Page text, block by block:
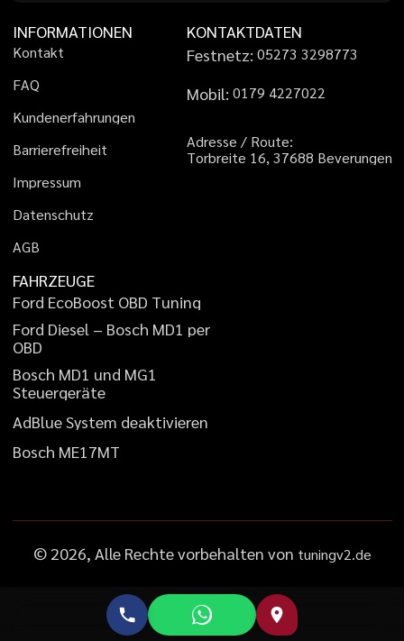
INFORMATIONEN
Kontakt
FAQ
Kundenerfahrungen
Barrierefreiheit
Impressum
Datenschutz
AGB
KONTAKTDATEN
Festnetz: 05273 3298773
Mobil: 01 79 4227022
Adresse / Route:
Torbreite 16, 37688 Beverungen
FAHRZEUGE
Ford EcoBoost OBD Tuning
Ford Diesel – Bosch MD1 per
OBD
Bosch MD1 und MG1
Steuergeräte
AdBlueSystem deaktivieren
Bosch ME17MT
© 2026, Alle Rechte vorbehalten von tuningv2.de